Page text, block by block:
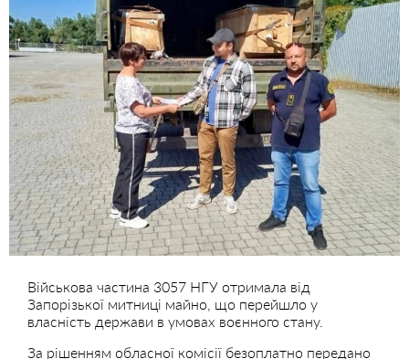
Військова частина 3057 НГУ отримала від
Запорізької митниці майно, що перейшло у
власність держави в умовах воєнного стану.
За рішенням обласної комісії безоплатно передано